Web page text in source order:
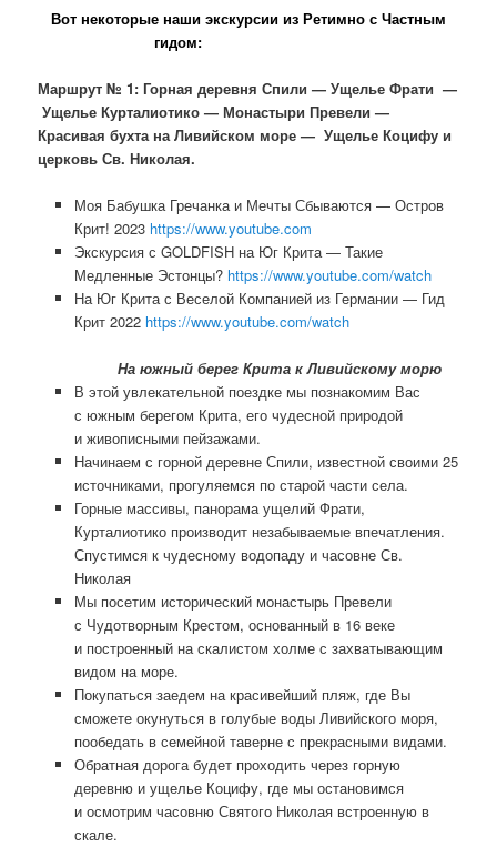
Вот некоторые наши экскурсии из Ретимно с Частным
гидом:
Маршрут № 1: Горная деревня Спили — Ущелье Фрати —
Ущелье Курталиотико — Монастыри Превели —
Красивая бухта на Ливийском море — Ущелье Коцифу и
церковь Св. Николая.
Моя Бабушка Гречанка и Мечты Сбываются — Остров
Крит! 2023 https://www.youtube.com
Экскурсия с GOLDFISH на Юг Крита — Такие
Медленные Эстонцы? https://www.youtube.com/watch
На Юг Крита с Веселой Компанией из Германии — Гид
Крит 2022 https://www.youtube.com/watch
На южный берег Крита к Ливийскому морю
В этой увлекательной поездке мы познакомим Вас
с южным берегом Крита, его чудесной природой
и живописными пейзажами.
Начинаем с горной деревне Спили, известной своими 25
источниками, прогуляемся по старой части села.
Горные массивы, панорама ущелий Фрати,
Курталиотико производит незабываемые впечатления.
Спустимся к чудесному водопаду и часовне Св.
Николая
Мы посетим исторический монастырь Превели
с Чудотворным Крестом, основанный в 16 веке
и построенный на скалистом холме с захватывающим
видом на море.
Покупаться заедем на красивейший пляж, где Вы
сможете окунуться в голубые воды Ливийского моря,
пообедать в семейной таверне с прекрасными видами.
Обратная дорога будет проходить через горную
деревню и ущелье Коцифу, где мы остановимся
и осмотрим часовню Святого Николая встроенную в
скале.